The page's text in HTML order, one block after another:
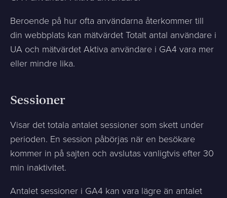
Beroende på hur ofta användarna återkommer till
din webbplats kan mätvärdet Totalt antal användare i
UA och mätvärdet Aktiva användare i GA4 vara mer
eller mindre lika.
Sessioner
Visar det totala antalet sessioner som skett under
perioden. En session påbörjas när en besökare
kommer in på sajten och avslutas vanligtvis efter 30
min inaktivitet.
Antalet sessioner i GA4 kan vara lägre än antalet